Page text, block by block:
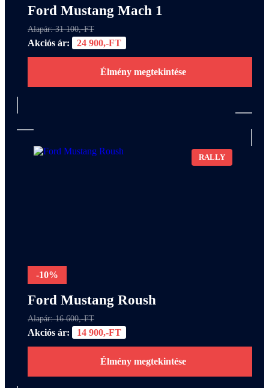
Ford Mustang Mach 1
Alapár: 31 100,-FT
Akciós ár: 24 900,-FT
Élmény megtekintése
RALLY
-10%
Ford Mustang Roush
Alapár: 16 600,-FT
Akciós ár: 14 900,-FT
Élmény megtekintése